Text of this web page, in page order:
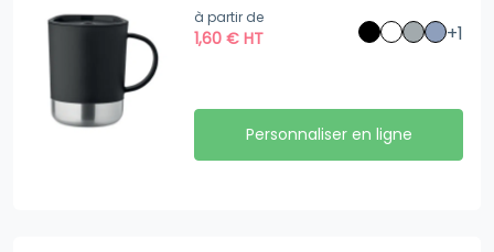
à partir de
1,60€ HT +1
Personnaliser en ligne